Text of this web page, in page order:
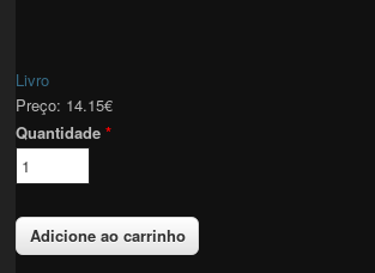
Livro
Preço: 14.15€
Quantidade*